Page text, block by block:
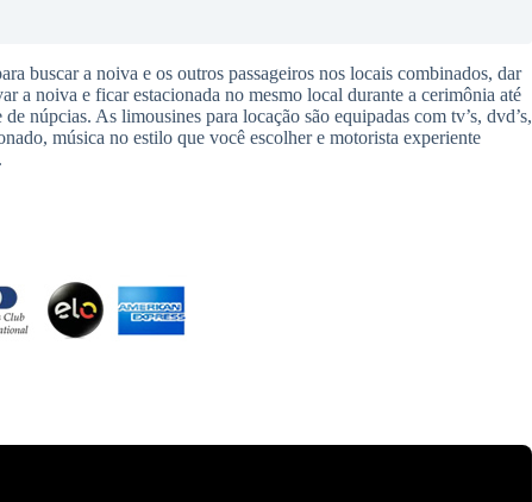
buscar a noiva e os outros passageiros nos locais combinados, dar
a noiva e ficar estacionada no mesmo local durante a cerimônia até
núpcias. As limousines para locação são equipadas com tv’s, dvd’s,
música no estilo que você escolher e motorista experiente